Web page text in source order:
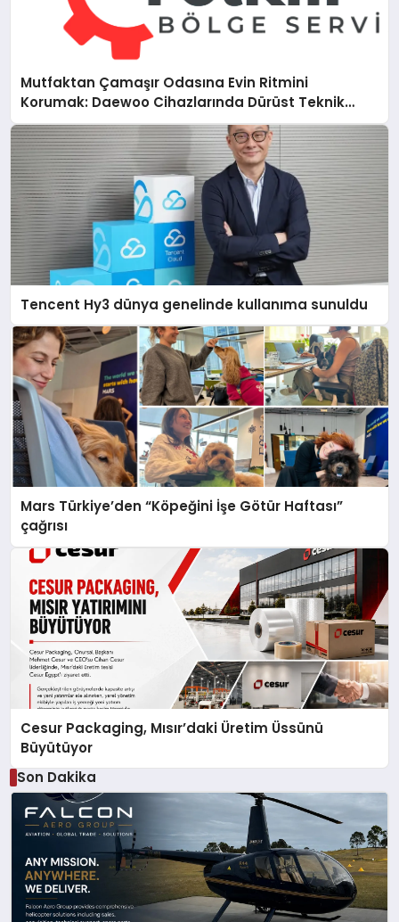
Mutfaktan Çamaşır Odasına Evin Ritmini
Korumak: Daewoo Cihazlarında Dürüst Teknik
Destek Deneyimi
Tencent Hy3 dünya genelinde kullanıma sunuldu
Mars Türkiye’den “Köpeğini İşe Götür Haftası”
çağrısı
Cesur Packaging, Mısır’daki Üretim Üssünü
Büyütüyor
Son Dakika